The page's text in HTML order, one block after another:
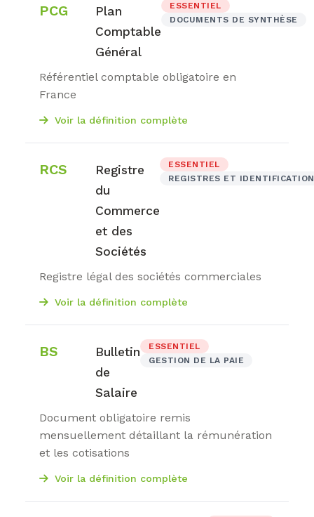
PCG
Plan
Comptable
Général
ESSENTIEL
DOCUMENTS DE SYNTHÈSE
Référentiel comptable obligatoire en
France
Voir la définition complète
RCS
Registre
du
Commerce
et des
Sociétés
ESSENTIEL
REGISTRES ET IDENTIFICATION
Registre légal des sociétés commerciales
Voir la définition complète
BS
Bulletin
de
Salaire
ESSENTIEL
GESTION DE LA PAIE
Document obligatoire remis
mensuellement détaillant la rémunération
et les cotisations
Voir la définition complète